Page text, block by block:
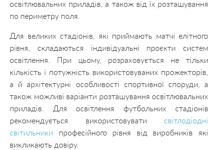
освітлювальних приладів, а також від їх розташування
по периметру поля.
Для великих стадіонів, які приймають матчі елітного
рівня, складаються індивідуальні проєкти систем
освітлення. При цьому, розраховується не тільки
кількість і потужність використовуваних прожекторів,
а й архітектурні особливості спортивної споруди, а
також можливі варіанти розташування освітлювальних
приладів. Для освітлення футбольних стадіонів
рекомендується використовувати світлодіодні
світильники професійного рівня від виробників які
викликають довіру.